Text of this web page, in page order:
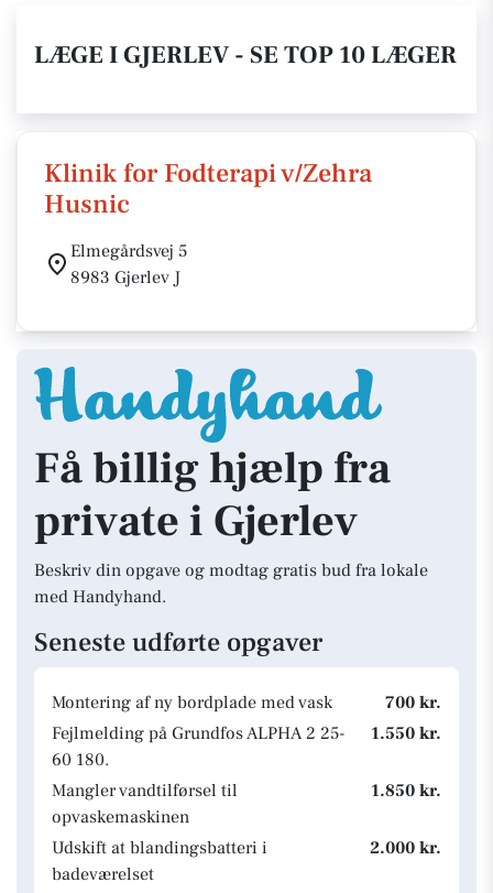
LÆGE I GJERLEV - SE TOP 10 LÆGER
Klinik for Fodterapi v/Zehra
Husnic
Elmegårdsvej 5
8983 Gjerlev J
Få billig hjælp fra
private i Gjerlev
Beskriv din opgave og modtag gratis bud fra lokale
med Handyhand.
Seneste udførte opgaver
Montering af ny bordplade med vask
700 kr.
Fejlmelding på Grundfos ALPHA 2 25-
60 180.
1.550 kr.
Mangler vandtilførsel til
opvaskemaskinen
1.850 kr.
Udskift at blandingsbatteri i
badeværelset
2.000 kr.